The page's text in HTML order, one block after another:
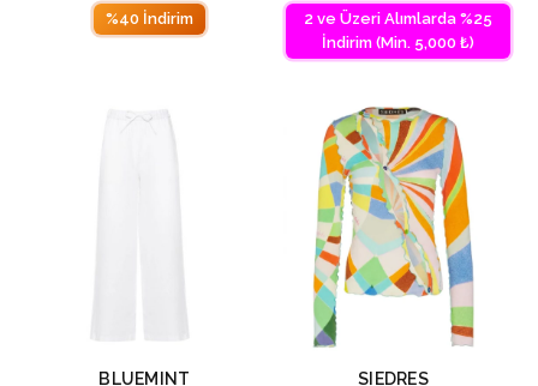
%40 İndirim
2 ve Üzeri Alımlarda %25
İndirim (Min. 5,000 ₺)
BLUEMINT
SIEDRES